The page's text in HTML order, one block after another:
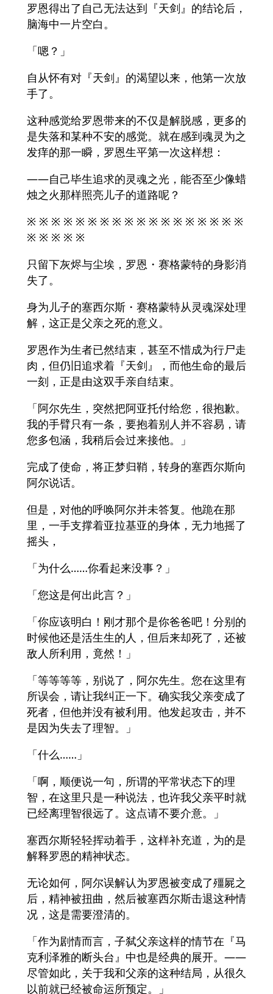
罗恩得出了自己无法达到『天剑』的结论后，
脑海中一片空白。
「嗯？」
自从怀有对『天剑』的渴望以来，他第一次放
手了。
这种感觉给罗恩带来的不仅是解脱感，更多的
是失落和某种不安的感觉。就在感到魂灵为之
发痒的那一瞬，罗恩生平第一次这样想：
——自己毕生追求的灵魂之光，能否至少像蜡
烛之火那样照亮儿子的道路呢？
※ ※ ※ ※ ※ ※ ※ ※ ※ ※ ※ ※ ※ ※ ※ ※ ※ ※
※ ※ ※ ※ ※
只留下灰烬与尘埃，罗恩・赛格蒙特的身影消
失了。
身为儿子的塞西尔斯・赛格蒙特从灵魂深处理
解，这正是父亲之死的意义。
罗恩作为生者已然结束，甚至不惜成为行尸走
肉，但仍旧追求着『天剑』，而他生命的最后
一刻，正是由这双手亲自结束。
「阿尔先生，突然把阿亚托付给您，很抱歉。
我的手臂只有一条，要抱着别人并不容易，请
您多包涵，我稍后会过来接他。」
完成了使命，将正梦归鞘，转身的塞西尔斯向
阿尔说话。
但是，对他的呼唤阿尔并未答复。他跪在那
里，一手支撑着亚拉基亚的身体，无力地摇了
摇头，
「为什么……你看起来没事？」
「您这是何出此言？」
「你应该明白！刚才那个是你爸爸吧！分别的
时候他还是活生生的人，但后来却死了，还被
敌人所利用，竟然！」
「等等等等，别说了，阿尔先生。您在这里有
所误会，请让我纠正一下。确实我父亲变成了
死者，但他并没有被利用。他发起攻击，并不
是因为失去了理智。」
「什么……」
「啊，顺便说一句，所谓的平常状态下的理
智，在这里只是一种说法，也许我父亲平时就
已经离理智很远了。这点请不要介意。」
塞西尔斯轻轻挥动着手，这样补充道，为的是
解释罗恩的精神状态。
无论如何，阿尔误解认为罗恩被变成了殭屍之
后，精神被扭曲，然后被塞西尔斯击退这种情
况，这是需要澄清的。
「作为剧情而言，子弑父亲这样的情节在『马
克利泽雅的断头台』中也是经典的展开。——
尽管如此，关于我和父亲的这种结局，从很久
以前就已经被命运所预定。」